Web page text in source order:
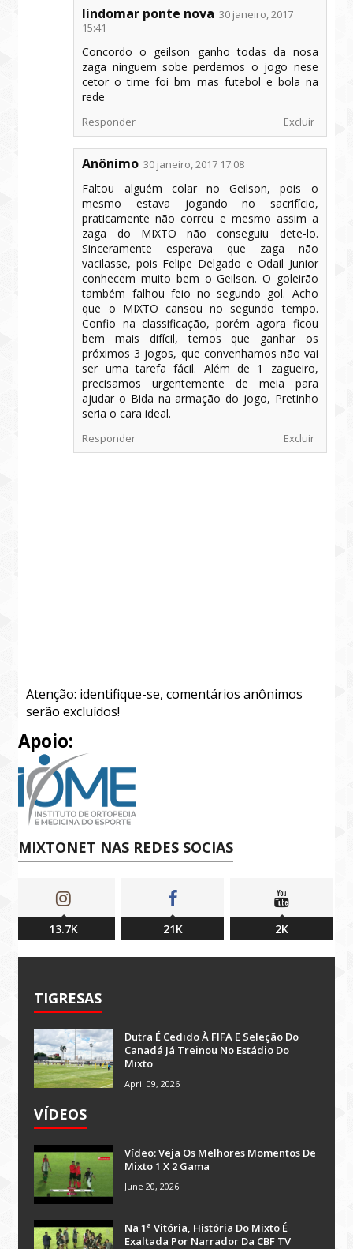
lindomar ponte nova 30 janeiro, 2017
15:41
Concordo o geilson ganho todas da nosa
zaga ninguem sobe perdemos o jogo nese
cetor o time foi bm mas futebol e bola na
rede
Responder Excluir
Anônimo 30 janeiro, 2017 17:08
Faltou alguém colar no Geilson, pois o
mesmo estava jogando no sacrifício,
praticamente não correu e mesmo assim a
zaga do MIXTO não conseguiu dete-lo.
Sinceramente esperava que zaga não
vacilasse, pois Felipe Delgado e Odail Junior
conhecem muito bem o Geilson. O goleirão
também falhou feio no segundo gol. Acho
que o MIXTO cansou no segundo tempo.
Confio na classificação, porém agora ficou
bem mais difícil, temos que ganhar os
próximos 3 jogos, que convenhamos não vai
ser uma tarefa fácil. Além de 1 zagueiro,
precisamos urgentemente de meia para
ajudar o Bida na armação do jogo, Pretinho
seria o cara ideal.
Responder Excluir
Atenção: identifique-se, comentários anônimos
serão excluídos!
Apoio:
MIXTONET NAS REDES SOCIAS
13.7K 21K 2K
TIGRESAS
Dutra É Cedido À FIFA E Seleção Do
Canadá Já Treinou No Estádio Do
Mixto
April 09, 2026
VÍDEOS
Vídeo: Veja Os Melhores Momentos De
Mixto 1 X 2 Gama
June 20, 2026
Na 1ª Vitória, História Do Mixto É
Exaltada Por Narrador Da CBF TV